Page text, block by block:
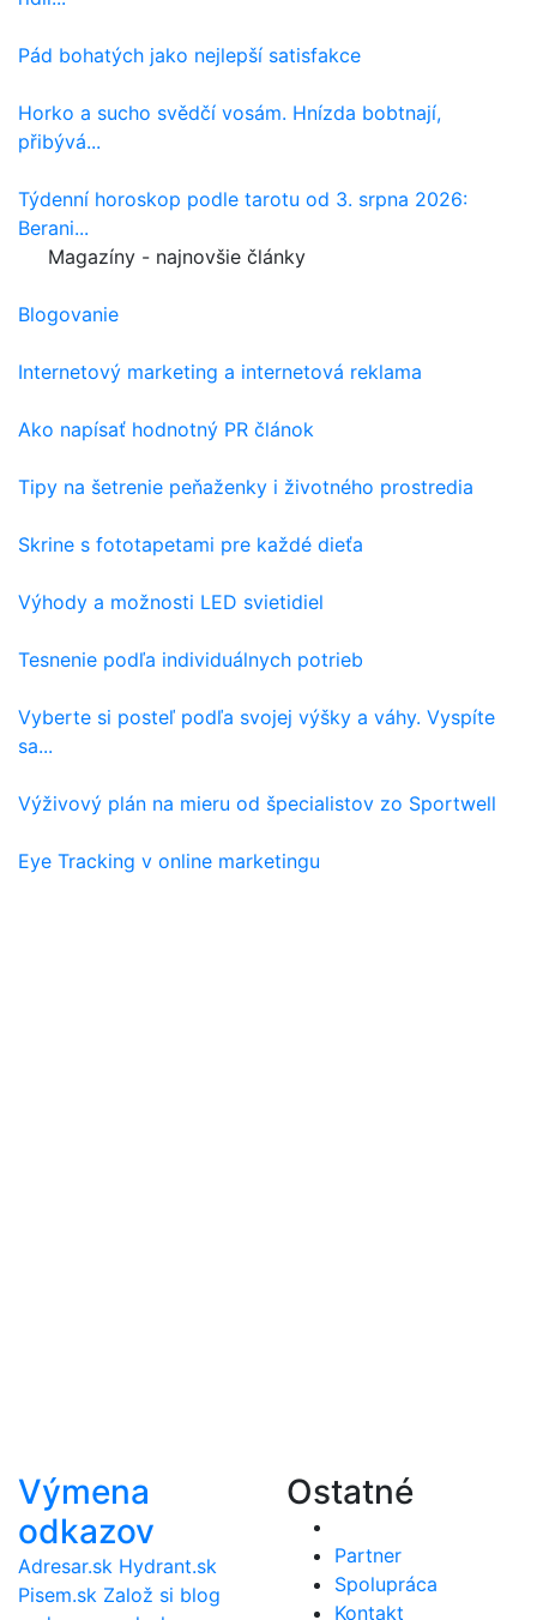
Pád bohatých jako nejlepší satisfakce
Horko a sucho svědčí vosám. Hnízda bobtnají,
přibývá...
Týdenní horoskop podle tarotu od 3. srpna 2026:
Berani...
Magazíny - najnovšie články
Blogovanie
Internetový marketing a internetová reklama
Ako napísať hodnotný PR článok
Tipy na šetrenie peňaženky i životného prostredia
Skrine s fototapetami pre každé dieťa
Výhody a možnosti LED svietidiel
Tesnenie podľa individuálnych potrieb
Vyberte si posteľ podľa svojej výšky a váhy. Vyspíte
sa...
Výživový plán na mieru od špecialistov zo Sportwell
Eye Tracking v online marketingu
Výmena
odkazov
Adresar.sk Hydrant.sk
Pisem.sk Založ si blog
Ostatné
Partner
Spolupráca
Kontakt